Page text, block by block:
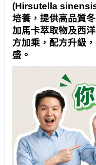
(Hirsutella
培養，提供高品質
加馬卡萃取物及西
方加乘，配方升級
盛。